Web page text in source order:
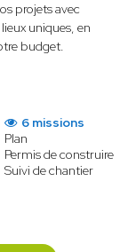
projets avec
uniques, en
budget.
6 missions
Plan
Permis de construire
Suivi de chantier